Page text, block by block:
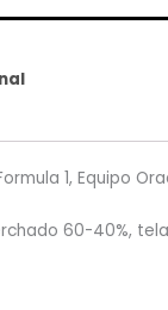
1, Equipo
60-40%,